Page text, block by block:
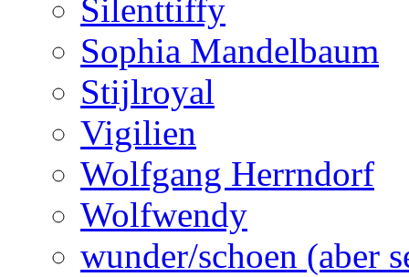
Silenttiffy
Sophia Mandelbaum
Stijlroyal
Vigilien
Wolfgang Herrndorf
Wolfwendy
wunder/schoen (aber